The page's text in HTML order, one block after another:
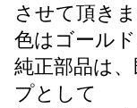
させて頂きま
色はゴール
純正部品は
プとして